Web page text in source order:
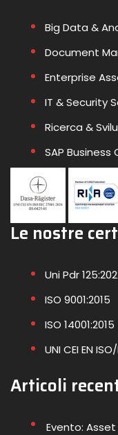
Big Data &
Document
Enterprise
IT & Security
Ricerca &
SAP Business
Le nostre
Uni Pdr
ISO 9001:2015
ISO 14001:2015
UNI CEI EN
Articoli
Evento: